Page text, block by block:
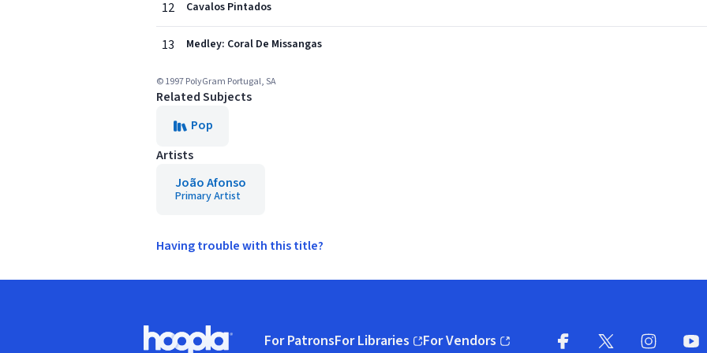
12 Cavalos Pintados
13 Medley: Coral De Missangas
© 1997 PolyGram Portugal, SA
Related Subjects
Pop
Artists
João Afonso
Primary Artist
Having trouble with this title?
Hoopla logo, Go to homepage
For PatronsFor Libraries For Vendors